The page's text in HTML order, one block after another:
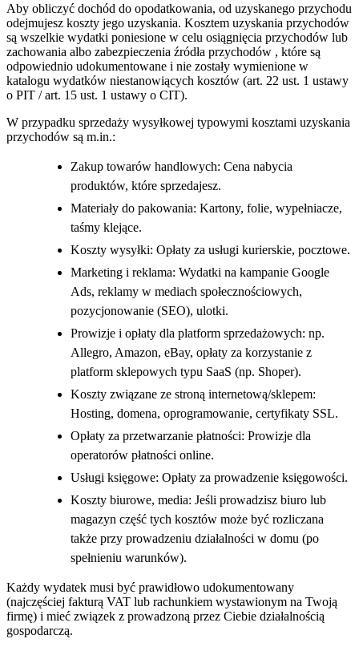
Aby obliczyć dochód do opodatkowania, od uzyskanego przychodu
odejmujesz koszty jego uzyskania. Kosztem uzyskania przychodów
są wszelkie wydatki poniesione w celu osiągnięcia przychodów lub
zachowania albo zabezpieczenia źródła przychodów , które są
odpowiednio udokumentowane i nie zostały wymienione w
katalogu wydatków niestanowiących kosztów (art. 22 ust. 1 ustawy
o PIT / art. 15 ust. 1 ustawy o CIT).
W przypadku sprzedaży wysyłkowej typowymi kosztami uzyskania
przychodów są m.in.:
Zakup towarów handlowych: Cena nabycia
produktów, które sprzedajesz.
Materiały do pakowania: Kartony, folie, wypełniacze,
taśmy klejące.
Koszty wysyłki: Opłaty za usługi kurierskie, pocztowe.
Marketing i reklama: Wydatki na kampanie Google
Ads, reklamy w mediach społecznościowych,
pozycjonowanie (SEO), ulotki.
Prowizje i opłaty dla platform sprzedażowych: np.
Allegro, Amazon, eBay, opłaty za korzystanie z
platform sklepowych typu SaaS (np. Shoper).
Koszty związane ze stroną internetową/sklepem:
Hosting, domena, oprogramowanie, certyfikaty SSL.
Opłaty za przetwarzanie płatności: Prowizje dla
operatorów płatności online.
Usługi księgowe: Opłaty za prowadzenie księgowości.
Koszty biurowe, media: Jeśli prowadzisz biuro lub
magazyn część tych kosztów może być rozliczana
także przy prowadzeniu działalności w domu (po
spełnieniu warunków).
Każdy wydatek musi być prawidłowo udokumentowany
(najczęściej fakturą VAT lub rachunkiem wystawionym na Twoją
firmę) i mieć związek z prowadzoną przez Ciebie działalnością
gospodarczą.